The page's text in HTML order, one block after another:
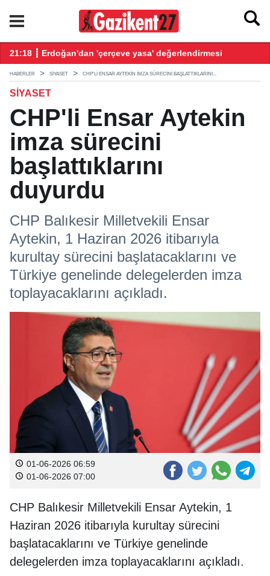
21:18 ┋ Erdoğan'dan 'çerçeve yasa' değerlendirmesi
HABERLER SIYASET CHP'LI ENSAR AYTEKIN IMZA SÜRECINI BAŞLATTIKLARINI...
SIYASET
CHP'li Ensar Aytekin
imza sürecini
başlattıklarını
duyurdu
CHP Balıkesir Milletvekili Ensar
Aytekin, 1 Haziran 2026 itibarıyla
kurultay sürecini başlatacaklarını ve
Türkiye genelinde delegelerden imza
toplayacaklarını açıkladı.
01-06-2026 06:59
01-06-2026 07:00
CHP Balıkesir Milletvekili Ensar Aytekin, 1
Haziran 2026 itibarıyla kurultay sürecini
başlatacaklarını ve Türkiye genelinde
delegelerden imza toplayacaklarını açıkladı.